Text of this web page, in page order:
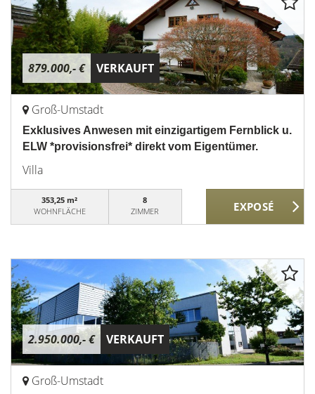
879.000,- € VERKAUFT
Groß-Umstadt
Exklusives Anwesen mit einzigartigem Fernblick u.
ELW *provisionsfrei* direkt vom Eigentümer.
Villa
353,25 m²
WOHNFLÄCHE
8
ZIMMER
2.950.000,- € VERKAUFT
Groß-Umstadt